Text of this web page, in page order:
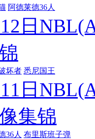
阿德莱德36人
日
坏者 悉尼国王
日
集锦
36人 布里斯班子弹